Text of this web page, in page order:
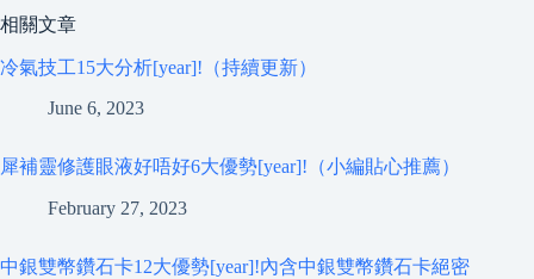
相關文章
冷氣技工15大分析[year]!（持續更新）
June 6, 2023
犀補靈修護眼液好唔好6大優勢[year]!（小編貼心推薦）
February 27, 2023
中銀雙幣鑽石卡12大優勢[year]!內含中銀雙幣鑽石卡絕密